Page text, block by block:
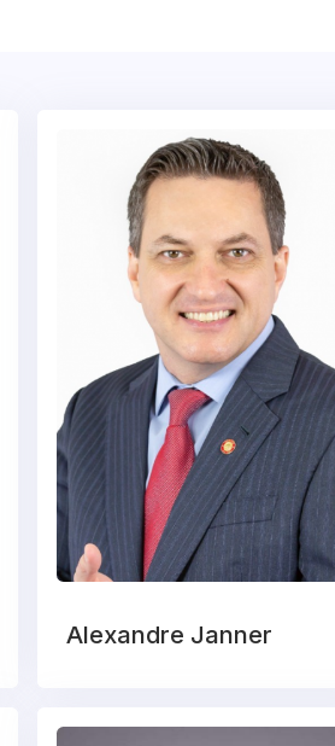
Alexandre Janner